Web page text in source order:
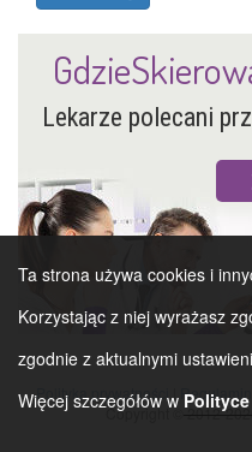
Lekarze polecani
Polityka prywatności Regulamin
Copyright © 2012-
Ta strona używa cookies i
Korzystając z niej wyrażasz
zgodnie z aktualnymi
Więcej szczegółów w